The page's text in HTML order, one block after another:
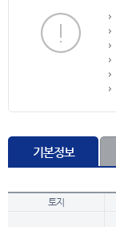
기본정보
토지